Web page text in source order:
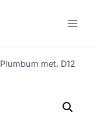
Plumbum met. D12